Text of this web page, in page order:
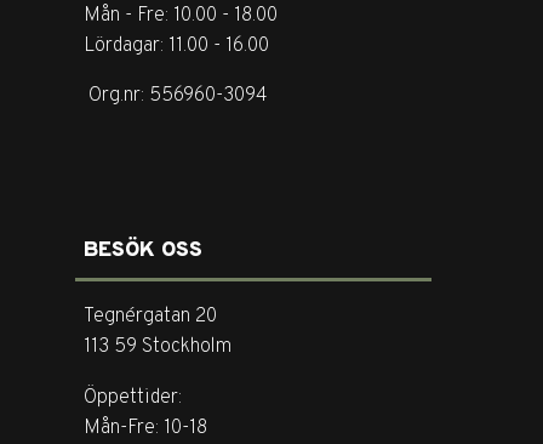
Mån - Fre: 10.00 - 18.00
Lördagar: 11.00 - 16.00
Org.nr: 556960-3094
BESÖK OSS
Tegnérgatan 20
113 59 Stockholm
Öppettider:
Mån-Fre: 10-18